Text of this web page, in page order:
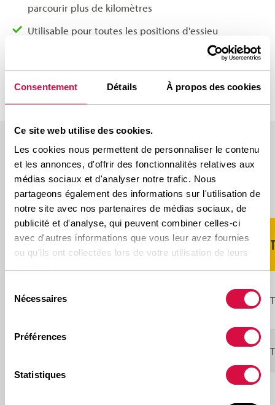
Consentement Détails À propos des cookies
Ce site web utilise des cookies.
Les cookies nous permettent de personnaliser le contenu
et les annonces, d'offrir des fonctionnalités relatives aux
médias sociaux et d'analyser notre trafic. Nous
partageons également des informations sur l'utilisation de
notre site avec nos partenaires de médias sociaux, de
publicité et d'analyse, qui peuvent combiner celles-ci
avec d'autres informations que vous leur avez fournies
ou qu'ils ont collectées lors de votre utilisation de leurs
Nécessaires
Préférences
Statistiques
parcourir plus de kilomètres
Utilisable pour toutes les positions d'essieu
nécessaires dans le segment des remorques
DISPONIBLE DANS CES TAILLES
Scroll naar rechts voor meer
DIMENSIONS PROFIL LI/SS
10.00R15
143/141G(141/140J)